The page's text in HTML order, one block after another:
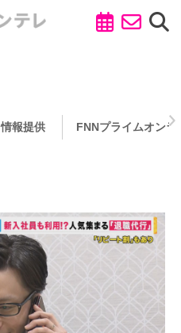
情報提供 FNNプライムオンラ